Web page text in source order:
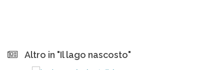
Altro in "Il lago nascosto"